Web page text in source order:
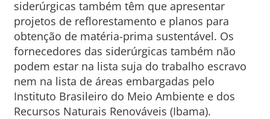
siderúrgicas também têm que apresentar
projetos de reflorestamento e planos para
obtenção de matéria-prima sustentável. Os
fornecedores das siderúrgicas também não
podem estar na lista suja do trabalho escravo
nem na lista de áreas embargadas pelo
Instituto Brasileiro do Meio Ambiente e dos
Recursos Naturais Renováveis (Ibama).